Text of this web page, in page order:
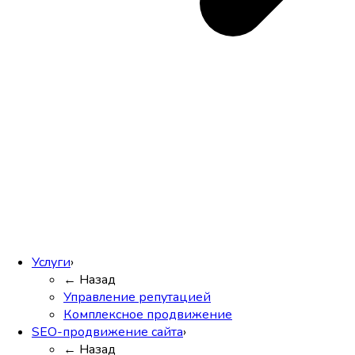
Услуги›
← Назад
Управление репутацией
Комплексное продвижение
SEO-продвижение сайта›
← Назад